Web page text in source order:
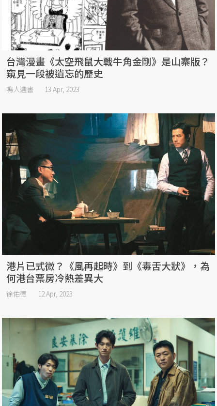
台灣漫畫《太空飛鼠大戰牛角金剛》是山寨版？
窺見一段被遺忘的歷史
鳴人選書 13 Apr, 2023
港片已式微？《風再起時》到《毒舌大狀》，為
何港台票房冷熱差異大
徐佑德 12 Apr, 2023